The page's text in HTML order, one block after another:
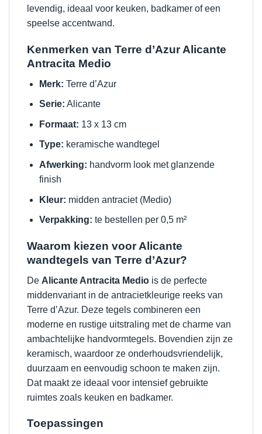
levendig, ideaal voor keuken, badkamer of een
speelse accentwand.
Kenmerken van Terre d’Azur Alicante
Antracita Medio
Merk: Terre d’Azur
Serie: Alicante
Formaat: 13 x 13 cm
Type: keramische wandtegel
Afwerking: handvorm look met glanzende
finish
Kleur: midden antraciet (Medio)
Verpakking: te bestellen per 0,5 m²
Waarom kiezen voor Alicante
wandtegels van Terre d’Azur?
De Alicante Antracita Medio is de perfecte
middenvariant in de antracietkleurige reeks van
Terre d’Azur. Deze tegels combineren een
moderne en rustige uitstraling met de charme van
ambachtelijke handvormtegels. Bovendien zijn ze
keramisch, waardoor ze onderhoudsvriendelijk,
duurzaam en eenvoudig schoon te maken zijn.
Dat maakt ze ideaal voor intensief gebruikte
ruimtes zoals keuken en badkamer.
Toepassingen